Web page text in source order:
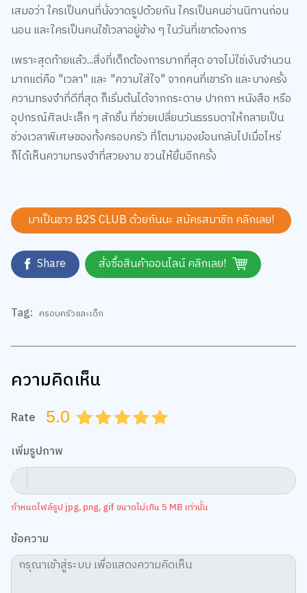
นอน และใครเป็นคนใช้เวลาอยู่ข้าง ๆ ในวันที่เขาต้องการ
มากแต่คือ "เวลา" และ "ความใส่ใจ" จากคนที่เขารัก และบางครั้ง
ความทรงจำที่ดีที่สุด ก็เริ่มต้นได้จากกระดาษ ปากกา หนังสือ หรือ
อุปกรณ์ศิลปะเล็ก ๆ สักชิ้น ที่ช่วยเปลี่ยนวันธรรมดาให้กลายเป็น
ช่วงเวลาพิเศษของทั้งครอบครัว ที่โตมามองย้อนกลับไปเมื่อไหร่
ก็ได้เห็นความทรงจำที่สวยงาม ชวนให้ยิ้มอีกครั้ง
มาเป็นชาว B2S CLUB ด้วยกันนะ สมัครสมาชิกคลิกเลย!
Share สั่งซื้อสินค้าออนไลน์ คลิกเลย!
ความคิดเห็น
กำหนดไฟล์รูป jpg, png, gif ขนาดไม่เกิน 5 MB เท่านั้น